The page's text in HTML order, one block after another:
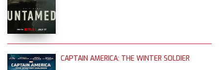
CAPTAIN AMERICA: THE WINTER SOLDIER